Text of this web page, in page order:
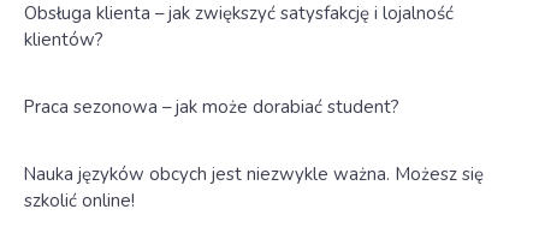
Obsługa klienta – jak zwiększyć satysfakcję i lojalność
klientów?
Praca sezonowa – jak może dorabiać student?
Nauka języków obcych jest niezwykle ważna. Możesz się
szkolić online!